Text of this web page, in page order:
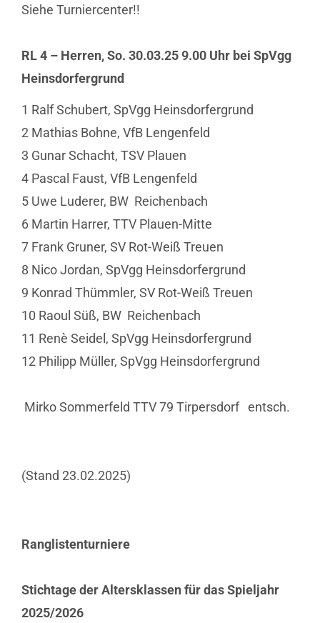
Siehe Turniercenter!!
RL 4 – Herren, So. 30.03.25 9.00 Uhr bei SpVgg
Heinsdorfergrund
1 Ralf Schubert, SpVgg Heinsdorfergrund
2 Mathias Bohne, VfB Lengenfeld
3 Gunar Schacht, TSV Plauen
4 Pascal Faust, VfB Lengenfeld
5 Uwe Luderer, BW Reichenbach
6 Martin Harrer, TTV Plauen-Mitte
7 Frank Gruner, SV Rot-Weiß Treuen
8 Nico Jordan, SpVgg Heinsdorfergrund
9 Konrad Thümmler, SV Rot-Weiß Treuen
10 Raoul Süß, BW Reichenbach
11 Renè Seidel, SpVgg Heinsdorfergrund
12 Philipp Müller, SpVgg Heinsdorfergrund
Mirko Sommerfeld TTV 79 Tirpersdorf entsch.
(Stand 23.02.2025)
Ranglistenturniere
Stichtage der Altersklassen für das Spieljahr
2025/2026